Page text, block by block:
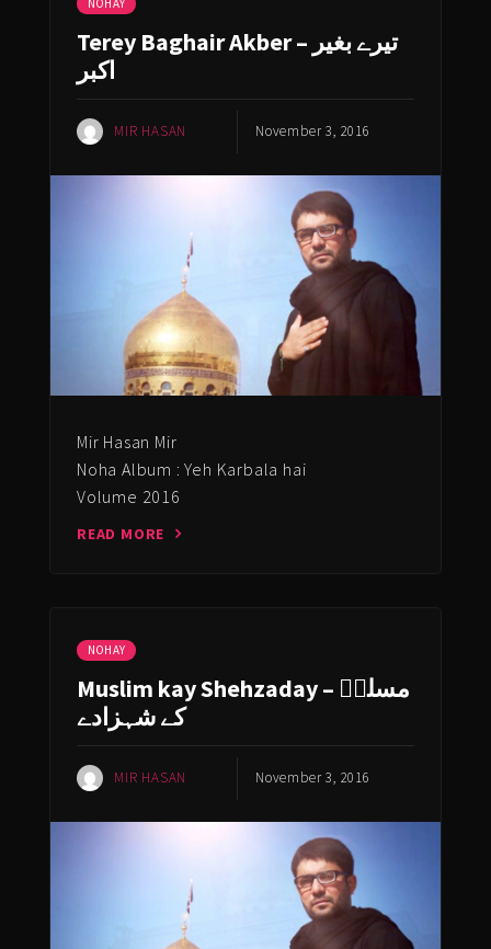
NOHAY
Terey Baghair Akber – تیرے بغیر
اکبر
MIR HASAN November 3, 2016
Mir Hasan Mir
Noha Album : Yeh Karbala hai
Volume 2016
READ MORE
NOHAY
Muslim kay Shehzaday – مسلمؑ
کے شہزادے
MIR HASAN November 3, 2016